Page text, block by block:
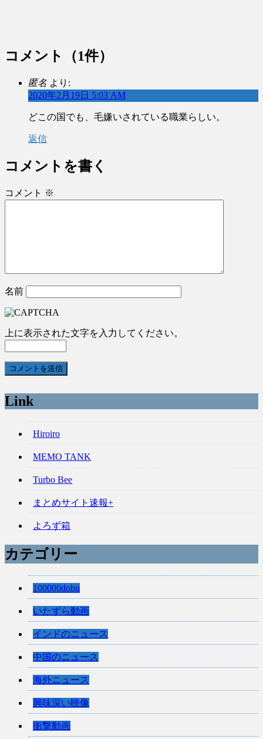
コメント （1件）
匿名 より:
2020年2月19日 5:03 AM
どこの国でも、毛嫌いされている職業らしい。
返信
コメントを書く
コメント ※
名前
上に表示された文字を入力してください。
Link
Hiroiro
MEMO TANK
Turbo Bee
まとめサイト速報+
よろず箱
カテゴリー
100000dobu
いたずら動画
インドのニュース
中国のニュース
海外ニュース
興味深い映像
衝撃動画